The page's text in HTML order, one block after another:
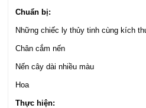
Chuẩn bị:
Những chiếc ly thủy tinh cùng kích
Chân cắm nến
Nến cây dài nhiều màu
Hoa
Thực hiện: